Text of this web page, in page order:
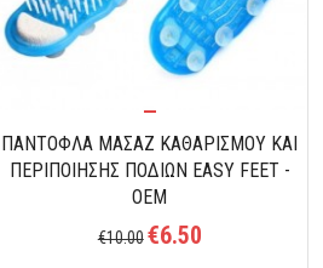
ΠΑΝΤΟΦΛΑ ΜΑΣΑΖ ΚΑΘΑΡΙΣΜΟΥ ΚΑΙ
ΠΕΡΙΠΟΙΗΣΗΣ ΠΟΔΙΩΝ EASY FEET -
OEM
€10.00 €6.50